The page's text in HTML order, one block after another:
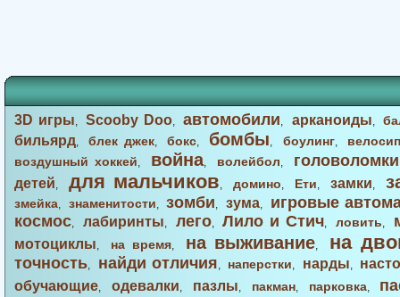
3D игры,Scooby Doo,автомобили, арканоиды,
бильярд,блек джек,бокс, бомбы, боулинг,
воздушный хоккей, война, волейбол, головоломки
детей, для мальчиков, домино, Ети, замки,
змейка, знаменитости,зомби, зума,
игровые
космос, лабиринты, лего,Лило и Стич,ловить,
мотоциклы, на время, на выживание, на
точность, найди отличия, наперстки, нарды,
обучающие, одевалки, пазлы, пакман, парковка,